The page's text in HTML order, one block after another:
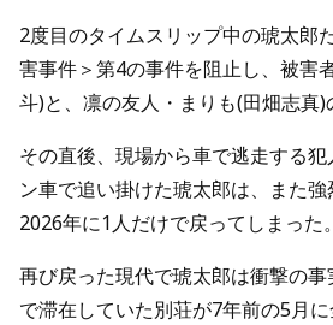
2度目のタイムスリップ中の琥太郎
害事件＞第4の事件を阻止し、被害
斗)と、凛の友人・まりも(田畑志真)
その直後、現場から車で逃走する
ン車で追い掛けた琥太郎は、また
2026年に1人だけで戻ってしまった。
再び戻った現代で琥太郎は衝撃の
で滞在していた別荘が7年前の5月